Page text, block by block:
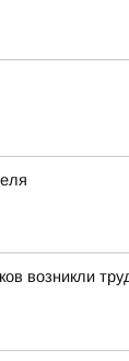
возникли